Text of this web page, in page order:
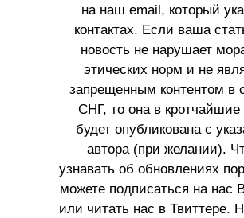
на наш email, который
контактах. Если ваша
новость не нарушает
этических норм и не
запрещенным контентом в
СНГ, то она в кротчайшие
будет опубликована с
автора (при желании).
узнавать об обновлениях
можете подписаться на нас
или читать нас в Твиттере.